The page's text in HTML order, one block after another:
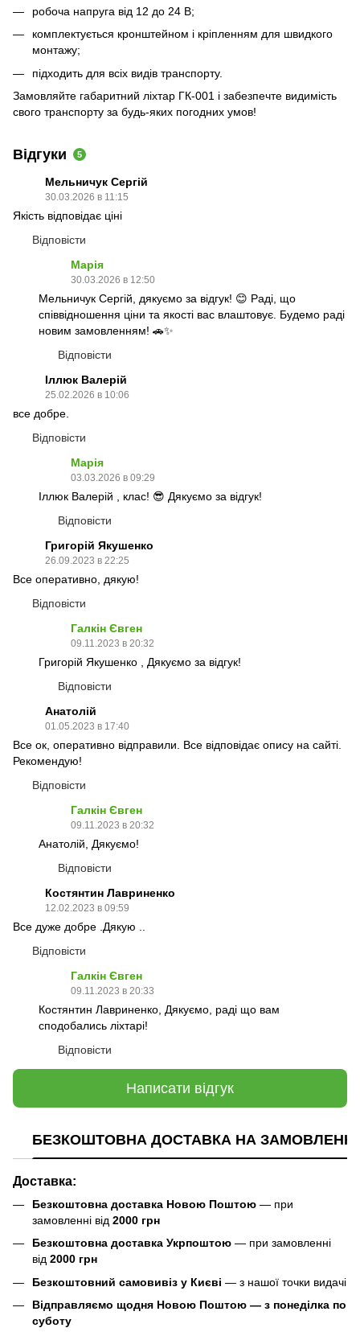
робоча напруга від 12 до 24 В;
комплектується кронштейном і кріпленням для швидкого
монтажу;
підходить для всіх видів транспорту.
Замовляйте габаритний ліхтар ГК-001 і забезпечте видимість
свого транспорту за будь-яких погодних умов!
Відгуки 5
Мельничук Сергій
30.03.2026 в 11:15
Якість відповідає ціні
Відповісти
Марія
30.03.2026 в 12:50
Мельничук Сергій, дякуємо за відгук! 😊 Раді, що
співвідношення ціни та якості вас влаштовує. Будемо раді
новим замовленням! 🚗✨
Відповісти
Іллюк Валерій
25.02.2026 в 10:06
все добре.
Відповісти
Марія
03.03.2026 в 09:29
Іллюк Валерій , клас! 😎 Дякуємо за відгук!
Відповісти
Григорій Якушенко
26.09.2023 в 22:25
Все оперативно, дякую!
Відповісти
Галкін Євген
09.11.2023 в 20:32
Григорій Якушенко , Дякуємо за відгук!
Відповісти
Анатолій
01.05.2023 в 17:40
Все ок, оперативно відправили. Все відповідає опису на сайті.
Рекомендую!
Відповісти
Галкін Євген
09.11.2023 в 20:32
Анатолій, Дякуємо!
Відповісти
Костянтин Лавриненко
12.02.2023 в 09:59
Все дуже добре .Дякую ..
Відповісти
Галкін Євген
09.11.2023 в 20:33
Костянтин Лавриненко, Дякуємо, раді що вам
сподобались ліхтарі!
Відповісти
Написати відгук
БЕЗКОШТОВНА ДОСТАВКА НА ЗАМОВЛЕННЯ
Доставка:
Безкоштовна доставка Новою Поштою — при
замовленні від 2000 грн
Безкоштовна доставка Укрпоштою — при замовленні
від 2000 грн
Безкоштовний самовивіз у Києві — з нашої точки видачі
Відправляємо щодня Новою Поштою — з понеділка по
суботу